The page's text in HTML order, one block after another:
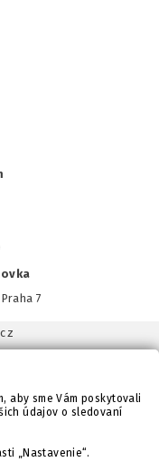
7
aby sme Vám poskytovali
údajov o sledovaní
„Nastavenie“.